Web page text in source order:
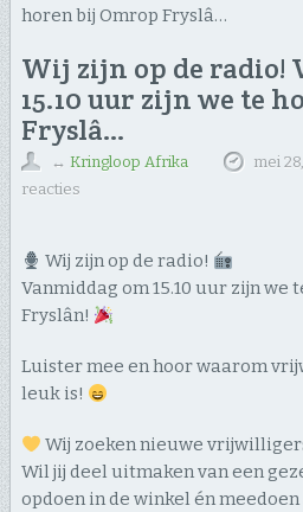
horen bij Omrop Fryslâ…
Wij zijn op de radio!
15.10 uur zijn we te
Fryslâ…
↔ Kringloop Afrika mei
reacties
Wij zijn op de radio!
Vanmiddag om 15.10 uur zijn we
Fryslân!
Luister mee en hoor waarom
leuk is!
Wij zoeken nieuwe
Wil jij deel uitmaken van een
opdoen in de winkel én